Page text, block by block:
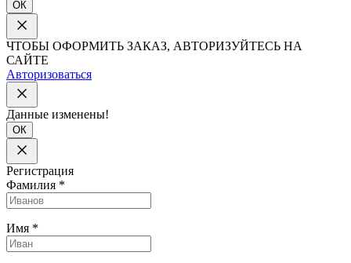
ОК
ЧТОБЫ ОФОРМИТЬ ЗАКАЗ, АВТОРИЗУЙТЕСЬ НА
САЙТЕ
Авторизоваться
Данные изменены!
ОК
Регистрация
Фамилия *
Имя *